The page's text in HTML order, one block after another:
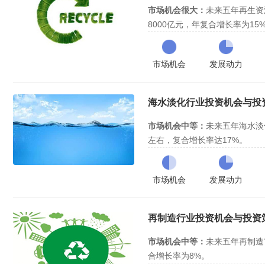
市场机会很大： 未来五年再生
8000亿元，年复合增长率为
废物来源充足和政策法规趋于
要驱动力：
在城镇化+工业化
资源回收废物来源充足；在纲
建设中长期规划（2015-2020
出台，推动行业朝着规范化、
行业进入壁垒中等：行业竞争
中，技术壁垒较低。
行业处于成长期，进入时机好：
业整合发展成为趋势，此时是
综合评估，投资价值评级为四
市场机会 发展动力
海水淡化行业投资机会与
市场机会中等： 未来五年海水
左右，复合增长率达17%。
政策保障和技术创新带来的成
驱动力：
我国淡水资源缺乏，
水利用“十三五”规划》《海岛
地方规划的出台，电价优惠政
需求的释放；海水淡化技术进
有效推动海水淡化应用。
行业进入壁垒较高：竞争壁垒
政策壁垒中等。
行业处于成长期，进入时机好：
逐步下降，有利于海水淡化工
综合评估，投资价值评级为三
市场机会 发展动力
再制造行业投资机会与投
市场机会中等： 未来五年再制
合增长率为8%。